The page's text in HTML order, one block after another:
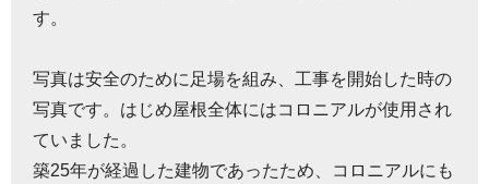
す。
写真は安全のために足場を組み、工事を開始した時の
写真です。はじめ屋根全体にはコロニアルが使用され
ていました。
築25年が経過した建物であったため、コロニアルにも